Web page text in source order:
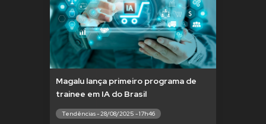
Magalu lança primeiro programa de
trainee em IA do Brasil
Tendências - 28/08/2025 - 17h46